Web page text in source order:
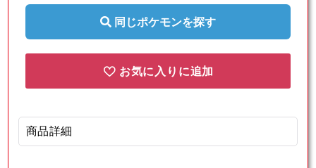
{無}
〈071/108〉
[PWCP]
の
量
減
ら
{無}
〈071/108〉
[PWCP]
の
数
量
増
同じポケモンを探す
お気に入りに追加
商品詳細